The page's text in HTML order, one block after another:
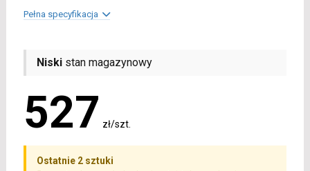
Pełna specyfikacja
Niskistan magazynowy
527 zł/szt.
Ostatnie 2 sztuki